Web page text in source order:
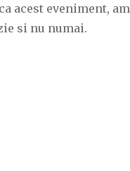
acest eveniment, am
si nu numai.